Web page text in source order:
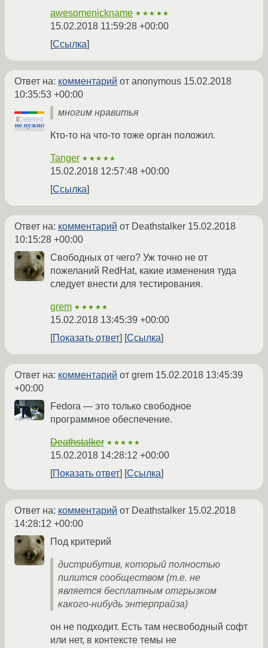
awesomenickname ★★★★★
15.02.2018 11:59:28 +00:00
Ссылка
Ответ на: комментарий от anonymous 15.02.2018
10:35:53 +00:00
многим нравитья
Кто-то на что-то тоже орган положил.
Tanger ★★★★★
15.02.2018 12:57:48 +00:00
Ссылка
Ответ на: комментарий от Deathstalker 15.02.2018
10:15:28 +00:00
Свободных от чего? Уж точно не от
пожеланий RedHat, какие изменения туда
следует внести для тестирования.
grem ★★★★★
15.02.2018 13:45:39 +00:00
Показать ответ
Ссылка
Ответ на: комментарий от grem 15.02.2018 13:45:39
+00:00
Fedora — это только свободное
программное обеспечение.
Deathstalker ★★★★★
15.02.2018 14:28:12 +00:00
Показать ответ
Ссылка
Ответ на: комментарий от Deathstalker 15.02.2018
14:28:12 +00:00
Под критерий
дистрибутив, который полностью
пилится сообществом (т.е. не
является бесплатным отгрызком
какого-нибудь энтерпрайза)
он не подходит. Есть там несвободный софт
или нет, в контексте темы не